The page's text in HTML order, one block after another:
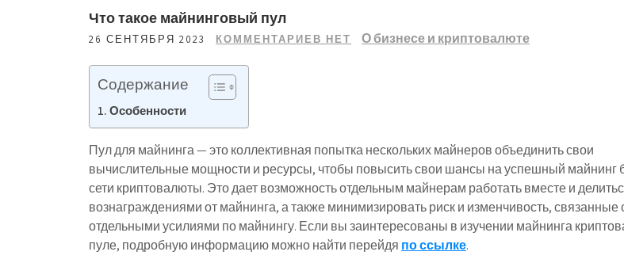
Что такое майнинговый пул
26 СЕНТЯБРЯ 2023 КОММЕНТАРИЕВ НЕТ О бизнесе и криптовалюте
Содержание
Особенности
Пул для майнинга — это коллективная попытка нескольких майнеров объединить свои
вычислительные мощности и ресурсы, чтобы повысить свои шансы на успешный майнинг
сети криптовалюты. Это дает возможность отдельным майнерам работать вместе и
вознаграждениями от майнинга, а также минимизировать риск и изменчивость, связанные
отдельными усилиями по майнингу. Если вы заинтересованы в изучении майнинга
пуле, подробную информацию можно найти перейдя по ссылке.